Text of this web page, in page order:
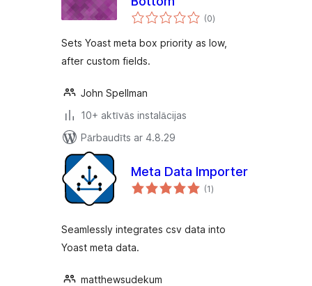
(0vērtējumu
kopsumma
)
Sets Yoast meta box priority as low,
after custom fields.
John Spellman
10+ aktīvās instalācijas
Pārbaudīts ar 4.8.29
Meta Data Importer
(1vērtējumu
kopsumma
)
Seamlessly integrates csv data into
Yoast meta data.
matthewsudekum